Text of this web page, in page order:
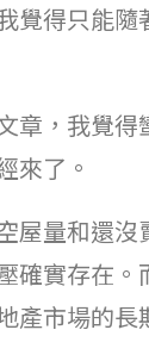
覺得只能
章，我覺
來了。
屋量和還
確實存在
產市場的長